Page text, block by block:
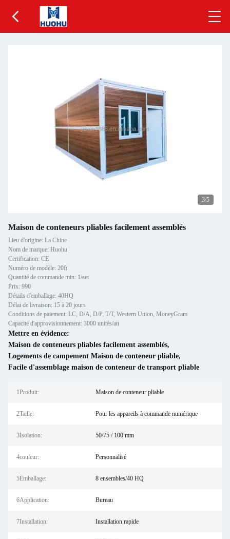
3/5
Maison de conteneurs pliables facilement assemblés
Lieu d'origine: La Chine
Nom de marque: Huohu
Certification: CE
Numéro de modèle: 20ft
Quantité de commande min: 1/set
Prix: 990
Détails d'emballage: 40HQ
Délai de livraison: 15 à 20 jours
Conditions de paiement: LC, D/A, D/P, T/T, Western Union, MoneyGram
Capacité d'approvisionnement: 3000 unités/an
Mettre en évidence:
Maison de conteneurs pliables facilement assemblés,
Logements de campement Maison de conteneur pliable,
Facile d'assemblage maison de conteneur de transport pliable
1Produit: Maison de conteneur pliable
2Taille: Pour les appareils à commande numérique
3Isolation: 50/75 / 100 mm
4couleur: Personnalisé
5Emballage: 8 ensembles/40 HQ
6Application: Bureau
7Installation: Installation rapide